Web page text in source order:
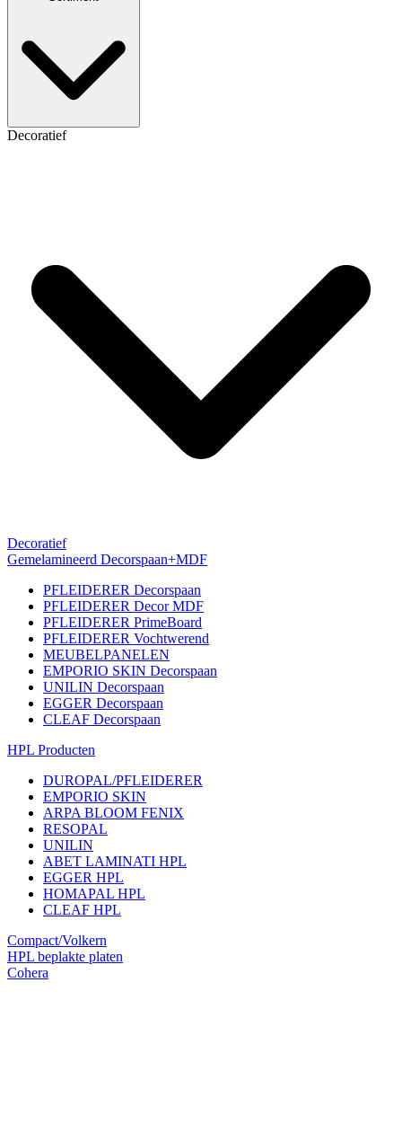
Decoratief
Decoratief
Gemelamineerd Decorspaan+MDF
PFLEIDERER Decorspaan
PFLEIDERER Decor MDF
PFLEIDERER PrimeBoard
PFLEIDERER Vochtwerend
MEUBELPANELEN
EMPORIO SKIN Decorspaan
UNILIN Decorspaan
EGGER Decorspaan
CLEAF Decorspaan
HPL Producten
DUROPAL/PFLEIDERER
EMPORIO SKIN
ARPA BLOOM FENIX
RESOPAL
UNILIN
ABET LAMINATI HPL
EGGER HPL
HOMAPAL HPL
CLEAF HPL
Compact/Volkern
HPL beplakte platen
Cohera